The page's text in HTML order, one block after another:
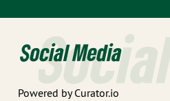
Social Media
Powered by Curator.io